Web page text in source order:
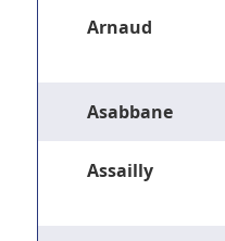
Arnaud
Asabbane
Assailly